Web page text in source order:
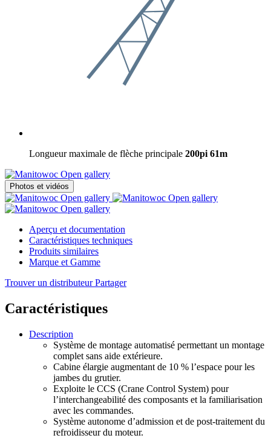
Longueur maximale de flèche principale 200pi 61m
Open gallery
Photos et vidéos
Open gallery
Open gallery
Open gallery
Aperçu et documentation
Caractéristiques techniques
Produits similaires
Marque et Gamme
Trouver un distributeur Partager
Caractéristiques
Description
Système de montage automatisé permettant un montage
complet sans aide extérieure.
Cabine élargie augmentant de 10 % l’espace pour les
jambes du grutier.
Exploite le CCS (Crane Control System) pour
l’interchangeabilité des composants et la familiarisation
avec les commandes.
Système autonome d’admission et de post-traitement du
refroidisseur du moteur.